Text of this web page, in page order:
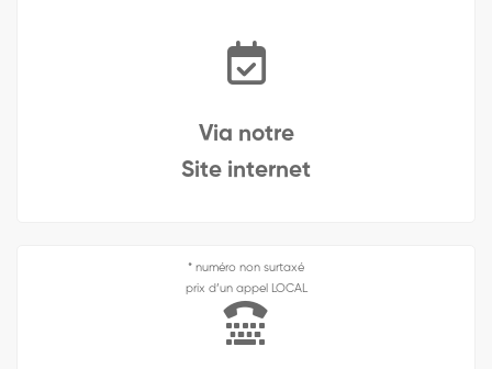
Via notre
Site internet
* numéro non surtaxé
prix d’un appel LOCAL